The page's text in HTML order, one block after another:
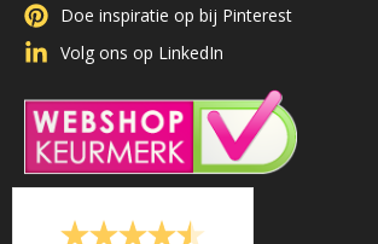
Doe inspiratie op bij Pinterest
Volg ons op LinkedIn